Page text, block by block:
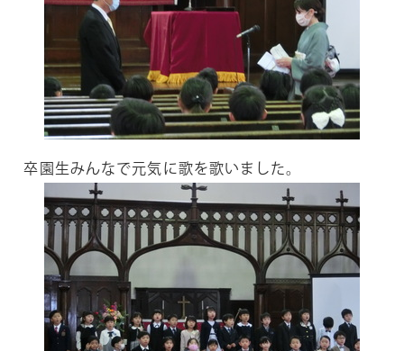
卒園生みんなで元気に歌を歌いました。